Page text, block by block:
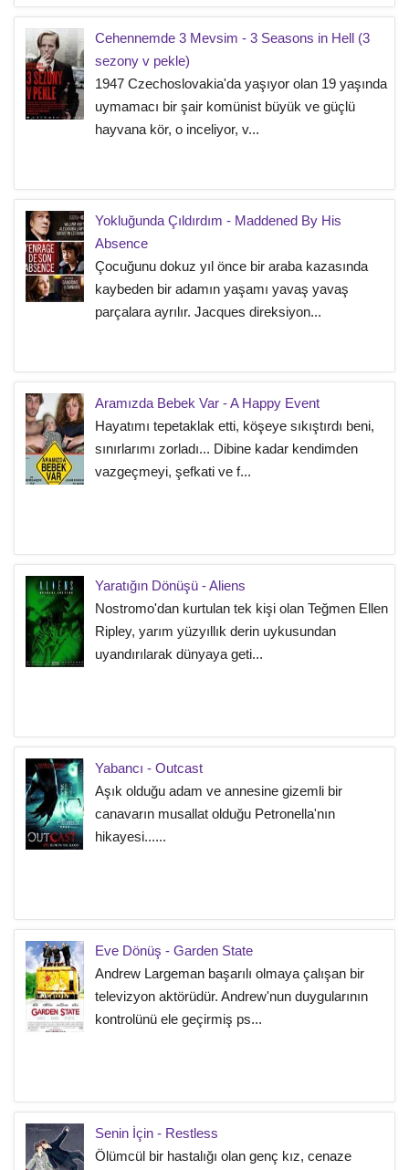
Cehennemde 3 Mevsim - 3 Seasons in Hell (3
sezony v pekle)
1947 Czechoslovakia'da yaşıyor olan 19 yaşında
uymamacı bir şair komünist büyük ve güçlü
hayvana kör, o inceliyor, v...
Yokluğunda Çıldırdım - Maddened By His
Absence
Çocuğunu dokuz yıl önce bir araba kazasında
kaybeden bir adamın yaşamı yavaş yavaş
parçalara ayrılır. Jacques direksiyon...
Aramızda Bebek Var - A Happy Event
Hayatımı tepetaklak etti, köşeye sıkıştırdı beni,
sınırlarımı zorladı... Dibine kadar kendimden
vazgeçmeyi, şefkati ve f...
Yaratığın Dönüşü - Aliens
Nostromo'dan kurtulan tek kişi olan Teğmen Ellen
Ripley, yarım yüzyıllık derin uykusundan
uyandırılarak dünyaya geti...
Yabancı - Outcast
Aşık olduğu adam ve annesine gizemli bir
canavarın musallat olduğu Petronella'nın
hikayesi......
Eve Dönüş - Garden State
Andrew Largeman başarılı olmaya çalışan bir
televizyon aktörüdür. Andrew'nun duygularının
kontrolünü ele geçirmiş ps...
Senin İçin - Restless
Ölümcül bir hastalığı olan genç kız, cenaze